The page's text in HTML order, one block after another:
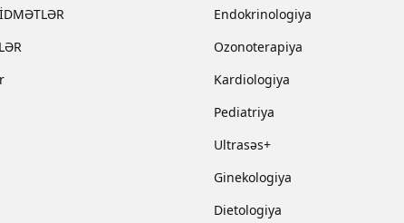
Endokrinologiya
Ozonoterapiya
Kardiologiya
Pediatriya
Ultrasəs+
Ginekologiya
Dietologiya